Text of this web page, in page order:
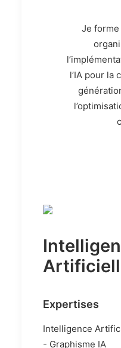
Je
l’IA pour la
Expertises
Intelligence
- Graphisme IA